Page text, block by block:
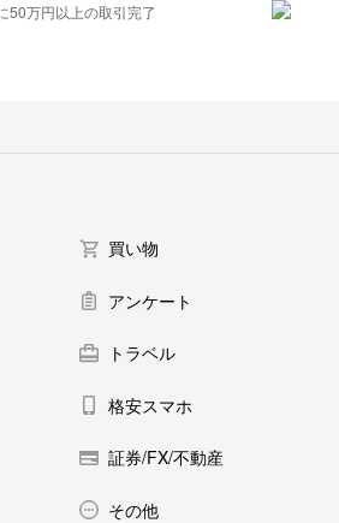
50万円以上の取引完了
買い物
アンケート
トラベル
格安スマホ
証券/FX/不動産
その他